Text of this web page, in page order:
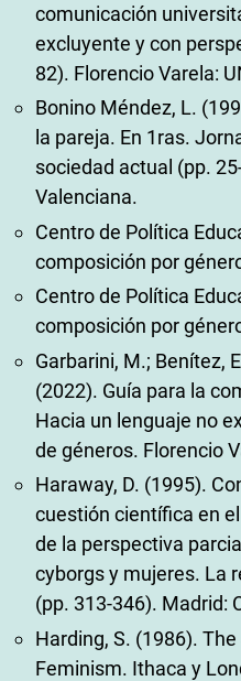
comunicación
excluyente y con
82). Florencio Varela:
Bonino Méndez, L.
la pareja. En 1ras.
sociedad actual (pp.
Valenciana.
Centro de Política
composición por
Centro de Política
composición por
Garbarini, M.; Benítez,
(2022). Guía para la
Hacia un lenguaje no
de géneros. Florencio
Haraway, D. (1995).
cuestión científica en
de la perspectiva
cyborgs y mujeres. La
(pp. 313-346). Madrid:
Harding, S. (1986).
Feminism. Ithaca y